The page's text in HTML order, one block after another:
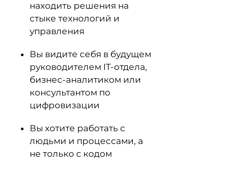
находить решения на
стыке технологий и
управления
Вы видите себя в будущем
руководителем IT-отдела,
бизнес-аналитиком или
консультантом по
цифровизации
Вы хотите работать с
людьми и процессами, а
не только с кодом